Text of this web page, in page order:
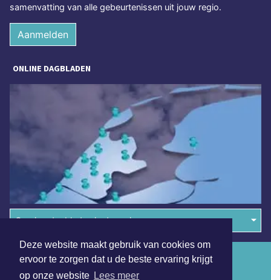
Deze website maakt gebruik van cookies om
ervoor te zorgen dat u de beste ervaring krijgt
op onze website Lees meer
samenvatting van alle gebeurtenissen uit jouw regio.
Aanmelden
ONLINE DAGBLADEN
Overige dagbladen in de regio
Algemene voorwaarden